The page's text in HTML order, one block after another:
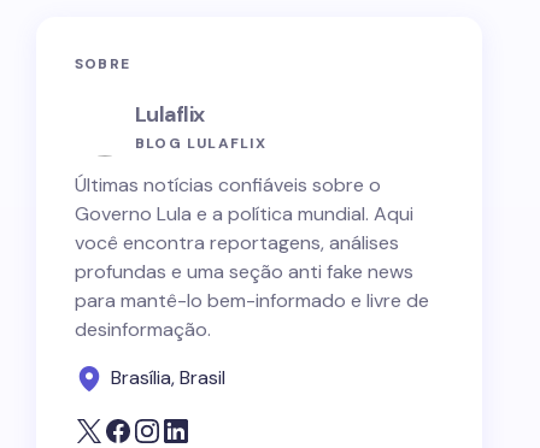
SOBRE
Lulaflix
BLOG LULAFLIX
Últimas notícias confiáveis sobre o
Governo Lula e a política mundial. Aqui
você encontra reportagens, análises
profundas e uma seção anti fake news
para mantê-lo bem-informado e livre de
desinformação.
Brasília, Brasil